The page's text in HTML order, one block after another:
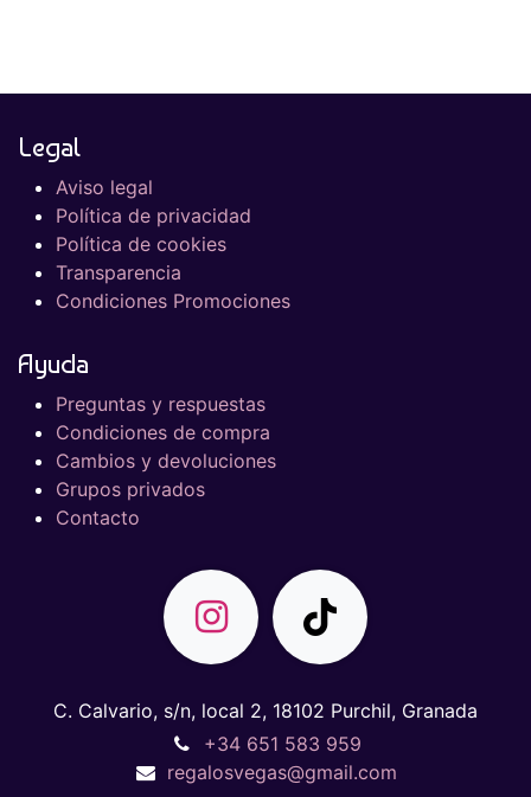
Legal
Aviso legal
Política de privacidad
Política de cookies
Transparencia
Condiciones Promociones
Ayuda
Preguntas y respuestas
Condiciones de compra
Cambios y devoluciones
Grupos privados
Contacto
C. Calvario, s/n, local 2, 18102 Purchil, Granada
+34 651 583 959
regalosvegas@gmail.com